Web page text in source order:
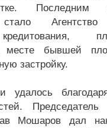
Последним
Агентство
месте бывшей
застройку.
удалось
Председатель
Мошаров дал